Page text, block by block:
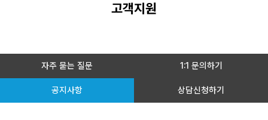
고객지원
자주 묻는 질문 1:1 문의하기
공지사항 상담신청하기